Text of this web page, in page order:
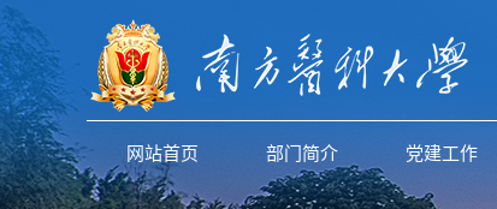
网站首页 部门简介 党建工作